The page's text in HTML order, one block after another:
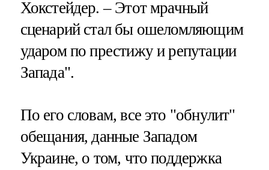
Хокстейдер. – Этот мрачный
сценарий стал бы ошеломляющим
ударом по престижу и репутации
Запада".
По его словам, все это "обнулит"
обещания, данные Западом
Украине, о том, что поддержка